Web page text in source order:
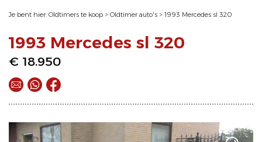
Je bent hier: Oldtimers te koop > Oldtimer auto's > 1993 Mercedes sl 320
1993 Mercedes sl 320
€ 18.950